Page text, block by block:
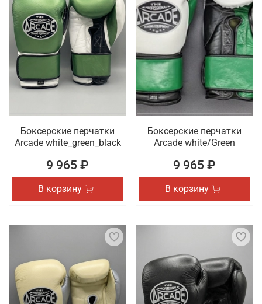
Боксерские перчатки
Arcade white_green_black
9 965 ₽
В корзину
Боксерские перчатки
Arcade white/Green
9 965 ₽
В корзину